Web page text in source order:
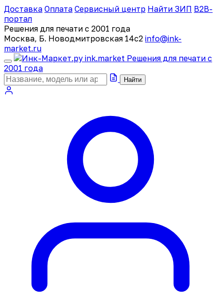
Доставка Оплата Сервисный центр Найти ЗИП B2B-
портал
Решения для печати с 2001 года
Москва, Б. Новодмитровская 14с2 info@ink-
market.ru
ink.market Решения для печати с
2001 года
Найти